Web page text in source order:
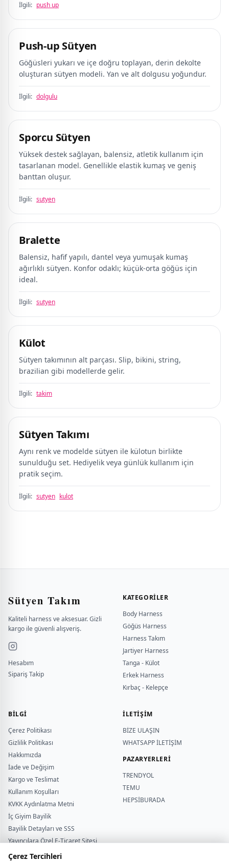
İlgili: push up
Push-up Sütyen
Göğüsleri yukarı ve içe doğru toplayan, derin dekolte
oluşturan sütyen modeli. Yan ve alt dolgusu yoğundur.
İlgili: dolgulu
Sporcu Sütyen
Yüksek destek sağlayan, balensiz, atletik kullanım için
tasarlanan model. Genellikle elastik kumaş ve geniş
banttan oluşur.
İlgili: sutyen
Bralette
Balensiz, hafif yapılı, dantel veya yumuşak kumaş
ağırlıklı sütyen. Konfor odaklı; küçük-orta göğüs için
ideal.
İlgili: sutyen
Külot
Sütyen takımının alt parçası. Slip, bikini, string,
brazilian gibi modellerde gelir.
İlgili: takim
Sütyen Takımı
Aynı renk ve modelde sütyen ile külotun birlikte
sunulduğu set. Hediyelik veya günlük kullanım için
pratik seçim.
İlgili: sutyen kulot
Çerez Tercihleri
Sütyen Takım
Kaliteli harness ve aksesuar. Gizli
kargo ile güvenli alışveriş.
Hesabım
Sipariş Takip
KATEGORILER
Body Harness
Göğüs Harness
Harness Takım
Jartiyer Harness
Tanga - Külot
Erkek Harness
Kırbaç - Kelepçe
BILGI
Çerez Politikası
Gizlilik Politikası
Hakkımızda
İade ve Değişim
Kargo ve Teslimat
Kullanım Koşulları
KVKK Aydınlatma Metni
İç Giyim Bayilik
Bayilik Detayları ve SSS
Yayıncılara Özel E-Ticaret Sitesi
Beden Rehberi
İLETİŞİM
BİZE ULAŞIN
WHATSAPP İLETİŞİM
PAZARYERLERİ
TRENDYOL
TEMU
HEPSİBURADA
Yardımcı